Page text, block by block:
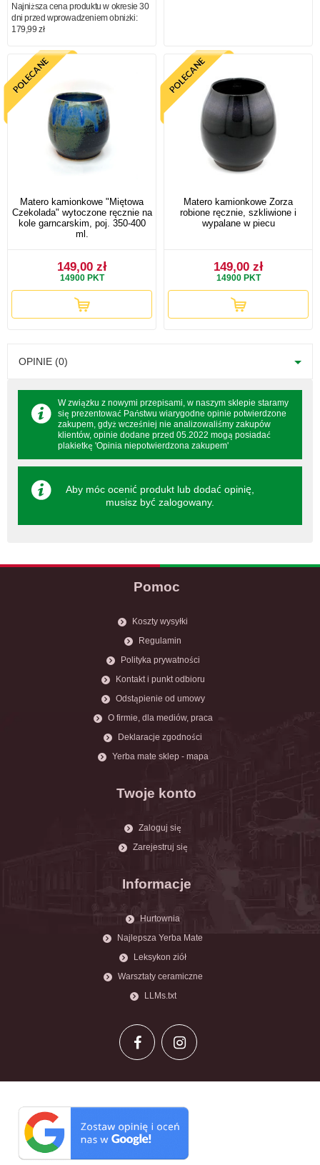
Najniższa cena produktu w okresie 30
dni przed wprowadzeniem obniżki:
179,99 zł
Matero kamionkowe "Miętowa
Czekolada" wytoczone ręcznie na
kole garncarskim, poj. 350-400
ml.
149,00 zł
14900PKT
Matero kamionkowe Zorza
robione ręcznie, szkliwione i
wypalane w piecu
149,00 zł
14900PKT
OPINIE (0)
W związku z nowymi przepisami, w naszym sklepie staramy
się prezentować Państwu wiarygodne opinie potwierdzone
zakupem, gdyż wcześniej nie analizowaliśmy zakupów
klientów, opinie dodane przed 05.2022 mogą posiadać
plakietkę 'Opinia niepotwierdzona zakupem'
Aby móc ocenić produkt lub dodać opinię,
musisz być zalogowany.
Pomoc
Koszty wysyłki
Regulamin
Polityka prywatności
Kontakt i punkt odbioru
Odstąpienie od umowy
O firmie, dla mediów, praca
Deklaracje zgodności
Yerba mate sklep - mapa
Twoje konto
Zaloguj się
Zarejestruj się
Informacje
Hurtownia
Najlepsza Yerba Mate
Leksykon ziół
Warsztaty ceramiczne
LLMs.txt